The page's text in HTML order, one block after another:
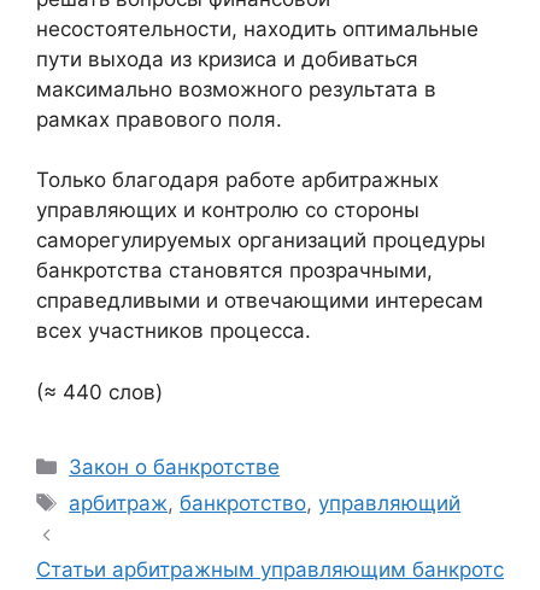
несостоятельности, находить оптимальные
пути выхода из кризиса и добиваться
максимально возможного результата в
рамках правового поля.
Только благодаря работе арбитражных
управляющих и контролю со стороны
саморегулируемых организаций процедуры
банкротства становятся прозрачными,
справедливыми и отвечающими интересам
всех участников процесса.
(≈ 440 слов)
Рубрики
Закон о банкротстве
Метки
арбитраж,банкротство,управляющий
Статьи арбитражным управляющим банкротс